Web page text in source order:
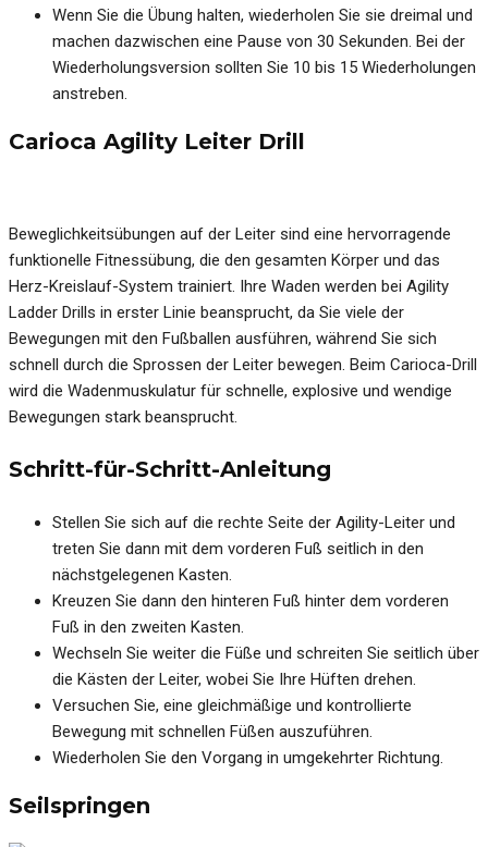
Wenn Sie die Übung halten, wiederholen Sie sie dreimal und
machen dazwischen eine Pause von 30 Sekunden. Bei der
Wiederholungsversion sollten Sie 10 bis 15 Wiederholungen
anstreben.
Carioca Agility Leiter Drill
Beweglichkeitsübungen auf der Leiter sind eine hervorragende
funktionelle Fitnessübung, die den gesamten Körper und das
Herz-Kreislauf-System trainiert. Ihre Waden werden bei Agility
Ladder Drills in erster Linie beansprucht, da Sie viele der
Bewegungen mit den Fußballen ausführen, während Sie sich
schnell durch die Sprossen der Leiter bewegen. Beim Carioca-Drill
wird die Wadenmuskulatur für schnelle, explosive und wendige
Bewegungen stark beansprucht.
Schritt-für-Schritt-Anleitung
Stellen Sie sich auf die rechte Seite der Agility-Leiter und
treten Sie dann mit dem vorderen Fuß seitlich in den
nächstgelegenen Kasten.
Kreuzen Sie dann den hinteren Fuß hinter dem vorderen
Fuß in den zweiten Kasten.
Wechseln Sie weiter die Füße und schreiten Sie seitlich über
die Kästen der Leiter, wobei Sie Ihre Hüften drehen.
Versuchen Sie, eine gleichmäßige und kontrollierte
Bewegung mit schnellen Füßen auszuführen.
Wiederholen Sie den Vorgang in umgekehrter Richtung.
Seilspringen